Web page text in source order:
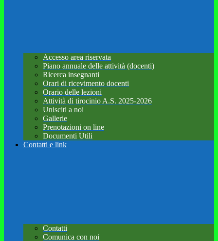
Accesso area riservata
Piano annuale delle attività (docenti)
Ricerca insegnanti
Orari di ricevimento docenti
Orario delle lezioni
Attività di tirocinio A.S. 2025-2026
Unisciti a noi
Gallerie
Prenotazioni on line
Documenti Utili
Contatti e link
Contatti
Comunica con noi